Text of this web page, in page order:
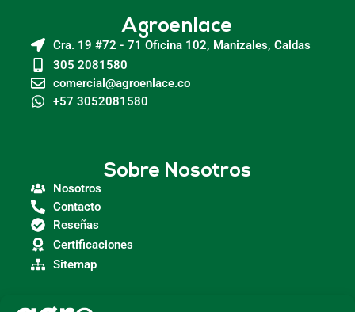
Agroenlace
Cra. 19 #72 - 71 Oficina 102, Manizales, Caldas
305 2081580
comercial@agroenlace.co
+57 3052081580
Sobre Nosotros
Nosotros
Contacto
Reseñas
Certificaciones
Sitemap